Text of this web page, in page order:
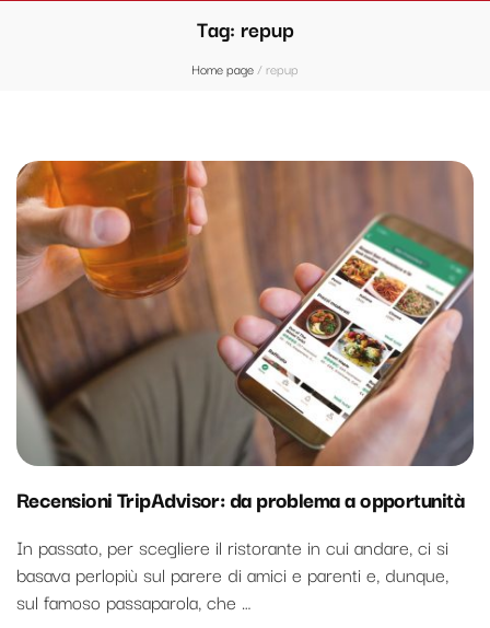
Tag: repup
Home page/repup
Recensioni TripAdvisor: da problema a opportunità
In passato, per scegliere il ristorante in cui andare, ci si
basava perlopiù sul parere di amici e parenti e, dunque,
sul famoso passaparola, che …